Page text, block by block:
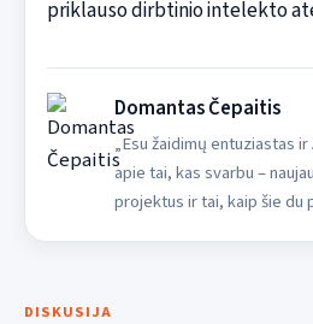
priklauso dirbtinio intelekto
Domantas Čepaitis
„Esu žaidimų entuziastas
apie tai, kas svarbu –
projektus ir tai, kaip šie du
DISKUSIJA